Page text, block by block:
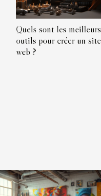
Quels sont les meilleurs
outils pour créer un site
web ?